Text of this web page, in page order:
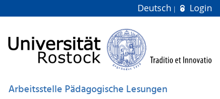
Deutsch Login
Arbeitsstelle Pädagogische Lesungen